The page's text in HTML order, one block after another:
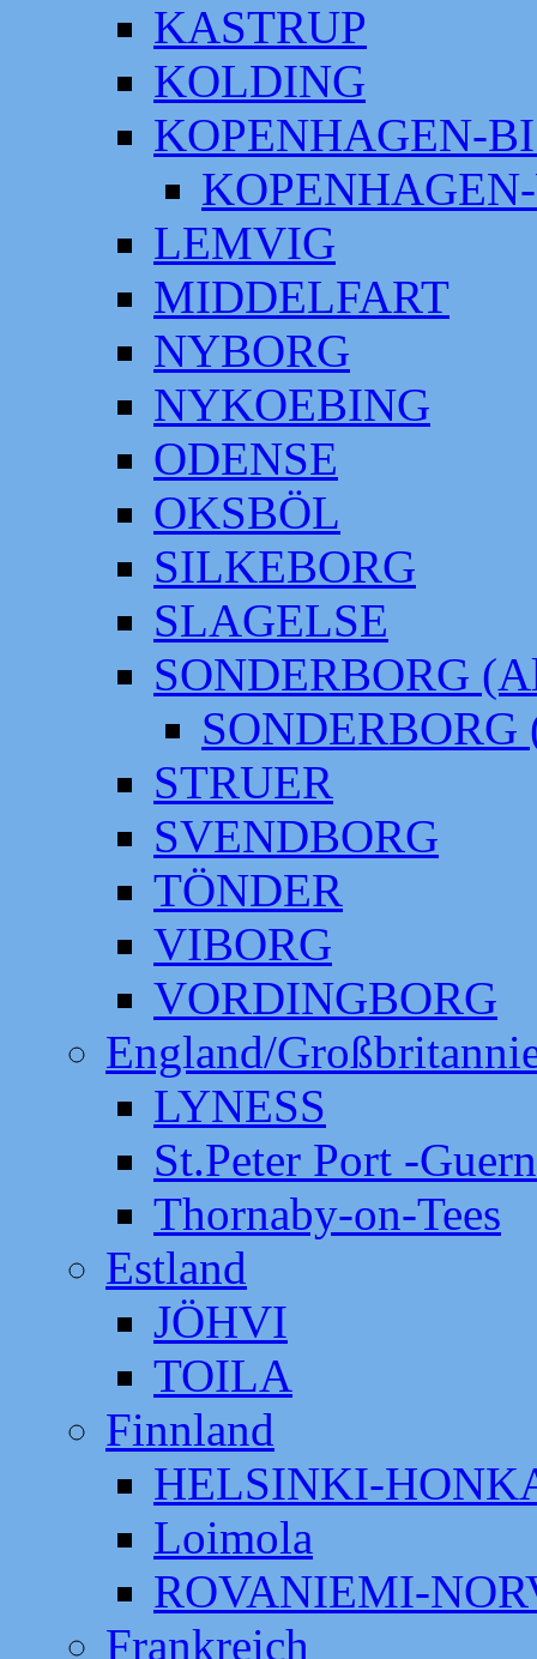
KASTRUP
KOLDING
KOPENHAGEN-
LEMVIG
MIDDELFART
NYBORG
NYKOEBING
ODENSE
OKSBÖL
SILKEBORG
SLAGELSE
SONDERBORG
SONDERBORG
STRUER
SVENDBORG
TÖNDER
VIBORG
VORDINGBORG
England/
LYNESS
St.Peter Port -
Thornaby-on-Tees
Estland
JÖHVI
TOILA
Finnland
HELSINKI-
Loimola
ROVANIEMI-
Frankreich